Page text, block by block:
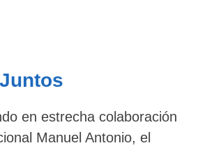
en estrecha colaboración
Manuel Antonio, el